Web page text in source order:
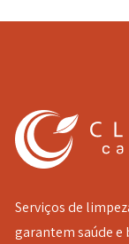
Serviços de
garantem saúde e